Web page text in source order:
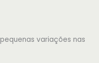
variações nas